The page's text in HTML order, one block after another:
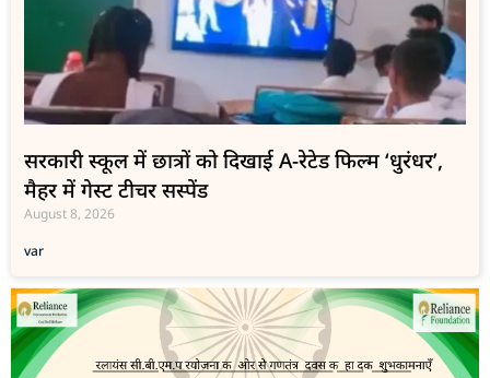
सरकारी स्कूल में छात्रों को दिखाई A-रेटेड फिल्म ‘धुरंधर’,
मैहर में गेस्ट टीचर सस्पेंड
August 8, 2026
var